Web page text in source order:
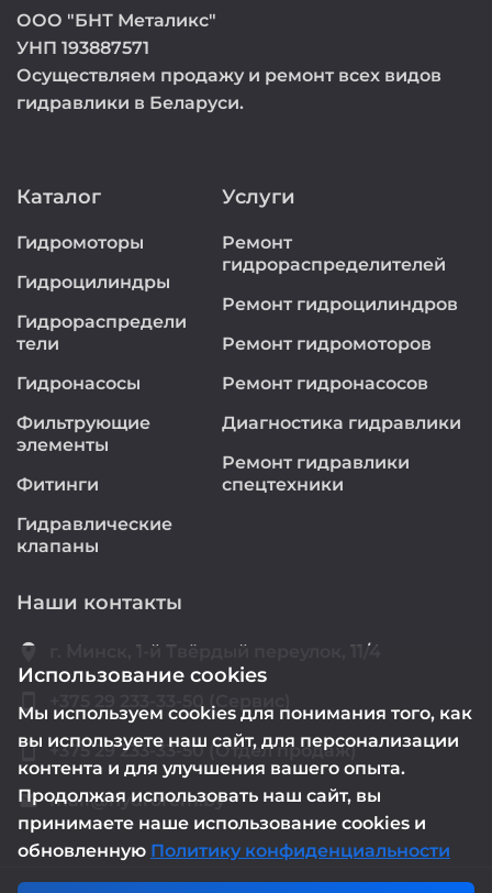
ООО "БНТ Металикс"
УНП 193887571
Осуществляем продажу и ремонт всех видов
гидравлики в Беларуси.
Каталог
Гидромоторы
Гидроцилиндры
Гидрораспредели
тели
Гидронасосы
Фильтрующие
элементы
Фитинги
Гидравлические
клапаны
Услуги
Ремонт
гидрораспределителей
Ремонт гидроцилиндров
Ремонт гидромоторов
Ремонт гидронасосов
Диагностика гидравлики
Ремонт гидравлики
спецтехники
Наши контакты
location_on г. Минск, 1-й Твёрдый переулок, 11/4
smartphone +375 29 233-33-50 (Сервис)
smartphone +375 29 233-33-50 (Отдел продаж)
email mail@hydrorem.by
Использование cookies
Мы используем cookies для понимания того, как
вы используете наш сайт, для персонализации
контента и для улучшения вашего опыта.
Продолжая использовать наш сайт, вы
принимаете наше использование cookies и
обновленную Политику конфиденциальности